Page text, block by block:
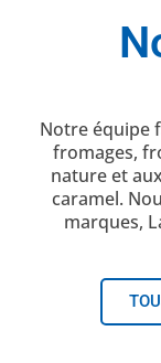
Notre équipe
fromages,
nature et
caramel.
marques,